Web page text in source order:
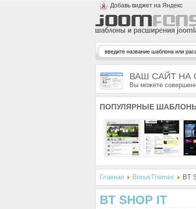
Добавь виджет на Яндекс
ВАШ САЙТ НА
Вы можете
ПОПУЛЯРНЫЕ ШАБЛОНЫ
Главная BonusThemes BT
BT SHOP IT